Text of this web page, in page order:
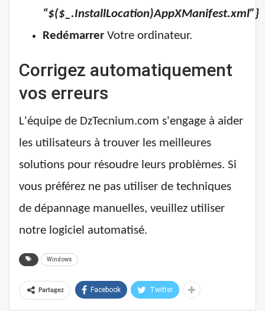
“$($_.InstallLocation)AppXManifest.xml”}
Redémarrer Votre ordinateur.
Corrigez automatiquement
vos erreurs
L'équipe de DzTecnium.com s'engage à aider
les utilisateurs à trouver les meilleures
solutions pour résoudre leurs problèmes. Si
vous préférez ne pas utiliser de techniques
de dépannage manuelles, veuillez utiliser
notre logiciel automatisé.
Windows
Partagez Facebook Twitter